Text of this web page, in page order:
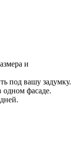
и
под вашу задумку.
одном фасаде.